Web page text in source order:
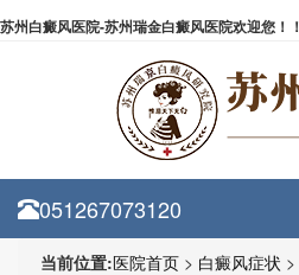
苏州白癜风医院-苏州瑞金白癜风医院欢迎您！！
051267073120
当前位置:医院首页 > 白癜风症状 >